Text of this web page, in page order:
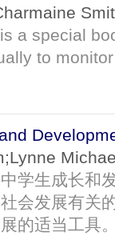
a special
to
学生成长和
会发展有关
的适当工具